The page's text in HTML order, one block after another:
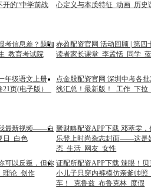
的“中学前战
心定义与本质特征_动画_历史
考信息差？题咖
_教育考试院
赤盈配资官网 活动回顾 | 第四
读者家长课堂_李孟恬_同学_
年级语文上册
页(电子版）_
点金股配资官网 深圳中考各
线汇总！最新版！_工作_下拉
最新视频——白
日_白色
聚财略配资APP下载 邓萃雯
乐登上时尚杂志封面——这是
态_生活_网友_女性
可以反叛，但你
理论_创作
证配所配资APP下载 辣眼！
小儿子只穿内裤模仿亲爹帅照
车！_克鲁兹_布鲁克林_度假